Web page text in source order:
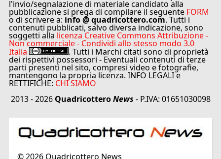
l'invio/segnalazione di materiale candidato alla
pubblicazione si prega di compilare il seguente FORM
o di scrivere a: info @ quadricottero.com. Tutti i
contenuti pubblicati, salvo diversa indicazione, sono
soggetti alla licenza Creative Commons Attribuzione -
Non commerciale - Condividi allo stesso modo 3.0
Italia . Tutti i Marchi citati sono di proprietà
dei rispettivi possessori - Eventuali contenuti di terze
parti presenti nel sito, compresi video e fotografie,
mantengono la propria licenza. INFO LEGALI e
RETTIFICHE: CHI SIAMO
2013 - 2026 QuadricotteroNews - P.IVA: 01651030098
© 2026Quadricottero News